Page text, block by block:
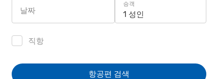
날짜
승객
1 성인
직항
항공편 검색